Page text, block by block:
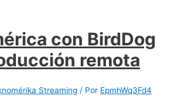
con BirdDog
remota
Streaming / Por EpmhWq3Fd4